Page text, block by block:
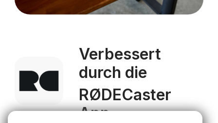
Verbessert
durch die
RØDECaster
App